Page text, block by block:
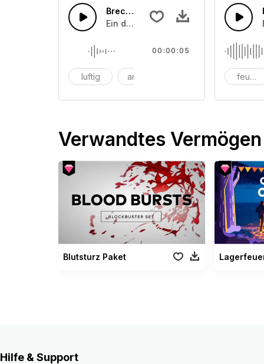
Brechendes Rauschen
Ein dramatisches und erschütterndes
luftig animation
00:00:05
Verwandtes Vermögen
Blutsturz Paket
Hilfe & Support